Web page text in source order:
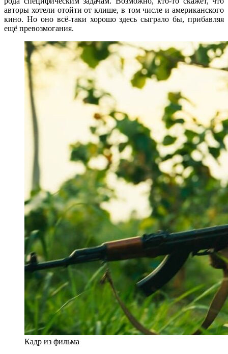
авторы хотели отойти от клише, в том числе и американского
кино. Но оно всё-таки хорошо здесь сыграло бы, прибавляя
ещё превозмогания.
Кадр из фильма